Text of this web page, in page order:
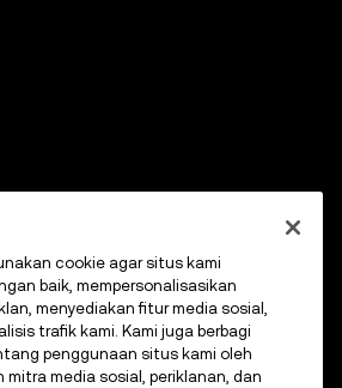
cookie agar situs kami
baik, mempersonalisasikan
menyediakan fitur media sosial,
trafik kami. Kami juga berbagi
penggunaan situs kami oleh
mitra media sosial, periklanan, dan